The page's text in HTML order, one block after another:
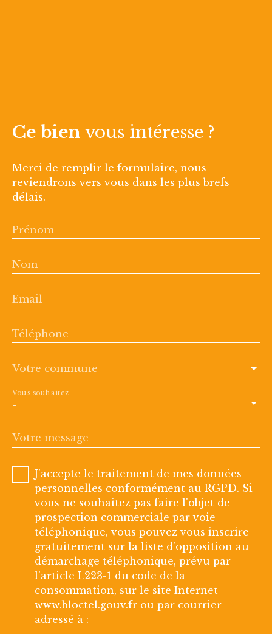
Ce bien vous intéresse ?
Merci de remplir le formulaire, nous
reviendrons vers vous dans les plus brefs
délais.
Prénom
Nom
Email
Téléphone
Votre commune
-
Vous souhaitez
Votre message
J'accepte le traitement de mes données
personnelles conformément au RGPD. Si
vous ne souhaitez pas faire l'objet de
prospection commerciale par voie
téléphonique, vous pouvez vous inscrire
gratuitement sur la liste d'opposition au
démarchage téléphonique, prévu par
l'article L223-1 du code de la
consommation, sur le site Internet
www.bloctel.gouv.fr ou par courrier
adressé à :